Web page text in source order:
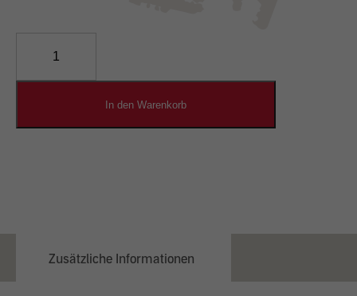
Designputz
In den Warenkorb
Zusätzliche Informationen